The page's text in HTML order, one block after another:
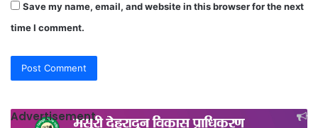
Save my name, email, and website in this browser for the next
time I comment.
Advertisement